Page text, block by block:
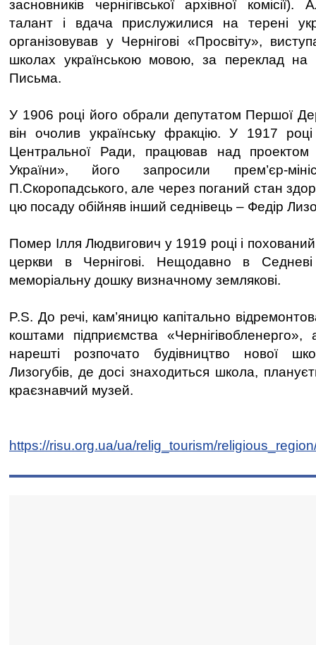
засновників чернігівської архівної
талант і вдача прислужилися на терені
організовував у Чернігові «Просвіту»,
школах українською мовою, за переклад на
Письма.
У 1906 році його обрали депутатом Першої
він очолив українську фракцію. У 1917
Центральної Ради, працював над проектом
України», його запросили прем’єр-
П.Скоропадського, але через поганий стан
цю посаду обійняв інший седнівець – Федір
Помер Ілля Людвигович у 1919 році і похований
церкви в Чернігові. Нещодавно в Седневі
меморіальну дошку визначному землякові.
P.S. До речі, кам’яницю капітально
коштами підприємства «Чернігівобленерго»,
нарешті розпочато будівництво нової
Лизогубів, де досі знаходиться школа,
краєзнавчий музей.
https://risu.org.ua/ua/relig_tourism/